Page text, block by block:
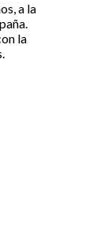
a la
la